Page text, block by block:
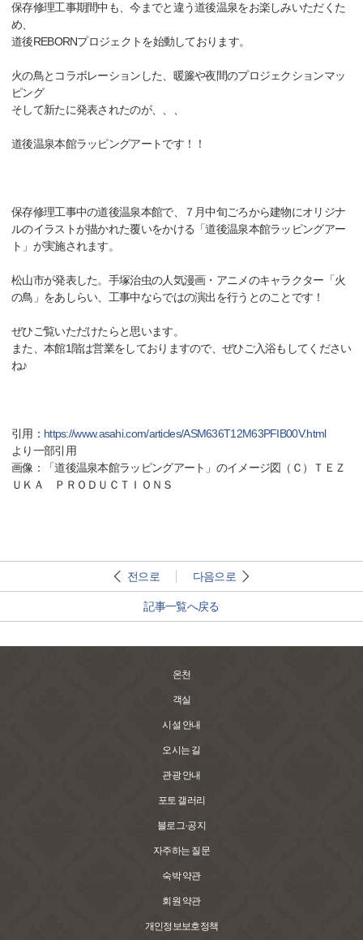
保存修理工事期間中も、今までと違う道後温泉をお楽しみいただくた
め、
道後REBORNプロジェクトを始動しております。
火の鳥とコラボレーションした、暖簾や夜間のプロジェクションマッ
ピング
そして新たに発表されたのが、、、
道後温泉本館ラッピングアートです！！
保存修理工事中の道後温泉本館で、７月中旬ごろから建物にオリジナ
ルのイラストが描かれた覆いをかける「道後温泉本館ラッピングアー
ト」が実施されます。
松山市が発表した。手塚治虫の人気漫画・アニメのキャラクター「火
の鳥」をあしらい、工事中ならではの演出を行うとのことです！
ぜひご覧いただけたらと思います。
また、本館1階は営業をしておりますので、ぜひご入浴もしてください
ね♪
引用： https://www.asahi.com/articles/ASM636T12M63PFIB00V.html
より一部引用
画像：「道後温泉本館ラッピングアート」のイメージ図（Ｃ）ＴＥＺ
ＵＫＡ ＰＲＯＤＵＣＴＩＯＮＳ
전으로 다음으로
記事一覧へ戻る
온천
객실
시설 안내
오시는 길
관광 안내
포토 갤러리
블로그·공지
자주하는 질문
숙박 약관
회원 약관
개인정보보호정책